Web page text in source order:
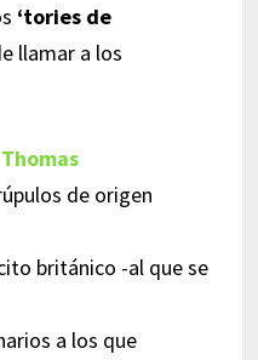
‘tories de
llamar a los
Thomas
de origen
británico -al que se
a los que